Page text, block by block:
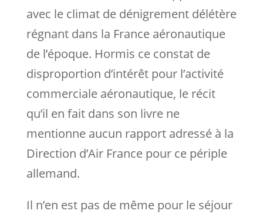
avec le climat de dénigrement délétère
régnant dans la France aéronautique
de l’époque. Hormis ce constat de
disproportion d’intérêt pour l’activité
commerciale aéronautique, le récit
qu’il en fait dans son livre ne
mentionne aucun rapport adressé à la
Direction d’Air France pour ce périple
allemand.
Il n’en est pas de même pour le séjour